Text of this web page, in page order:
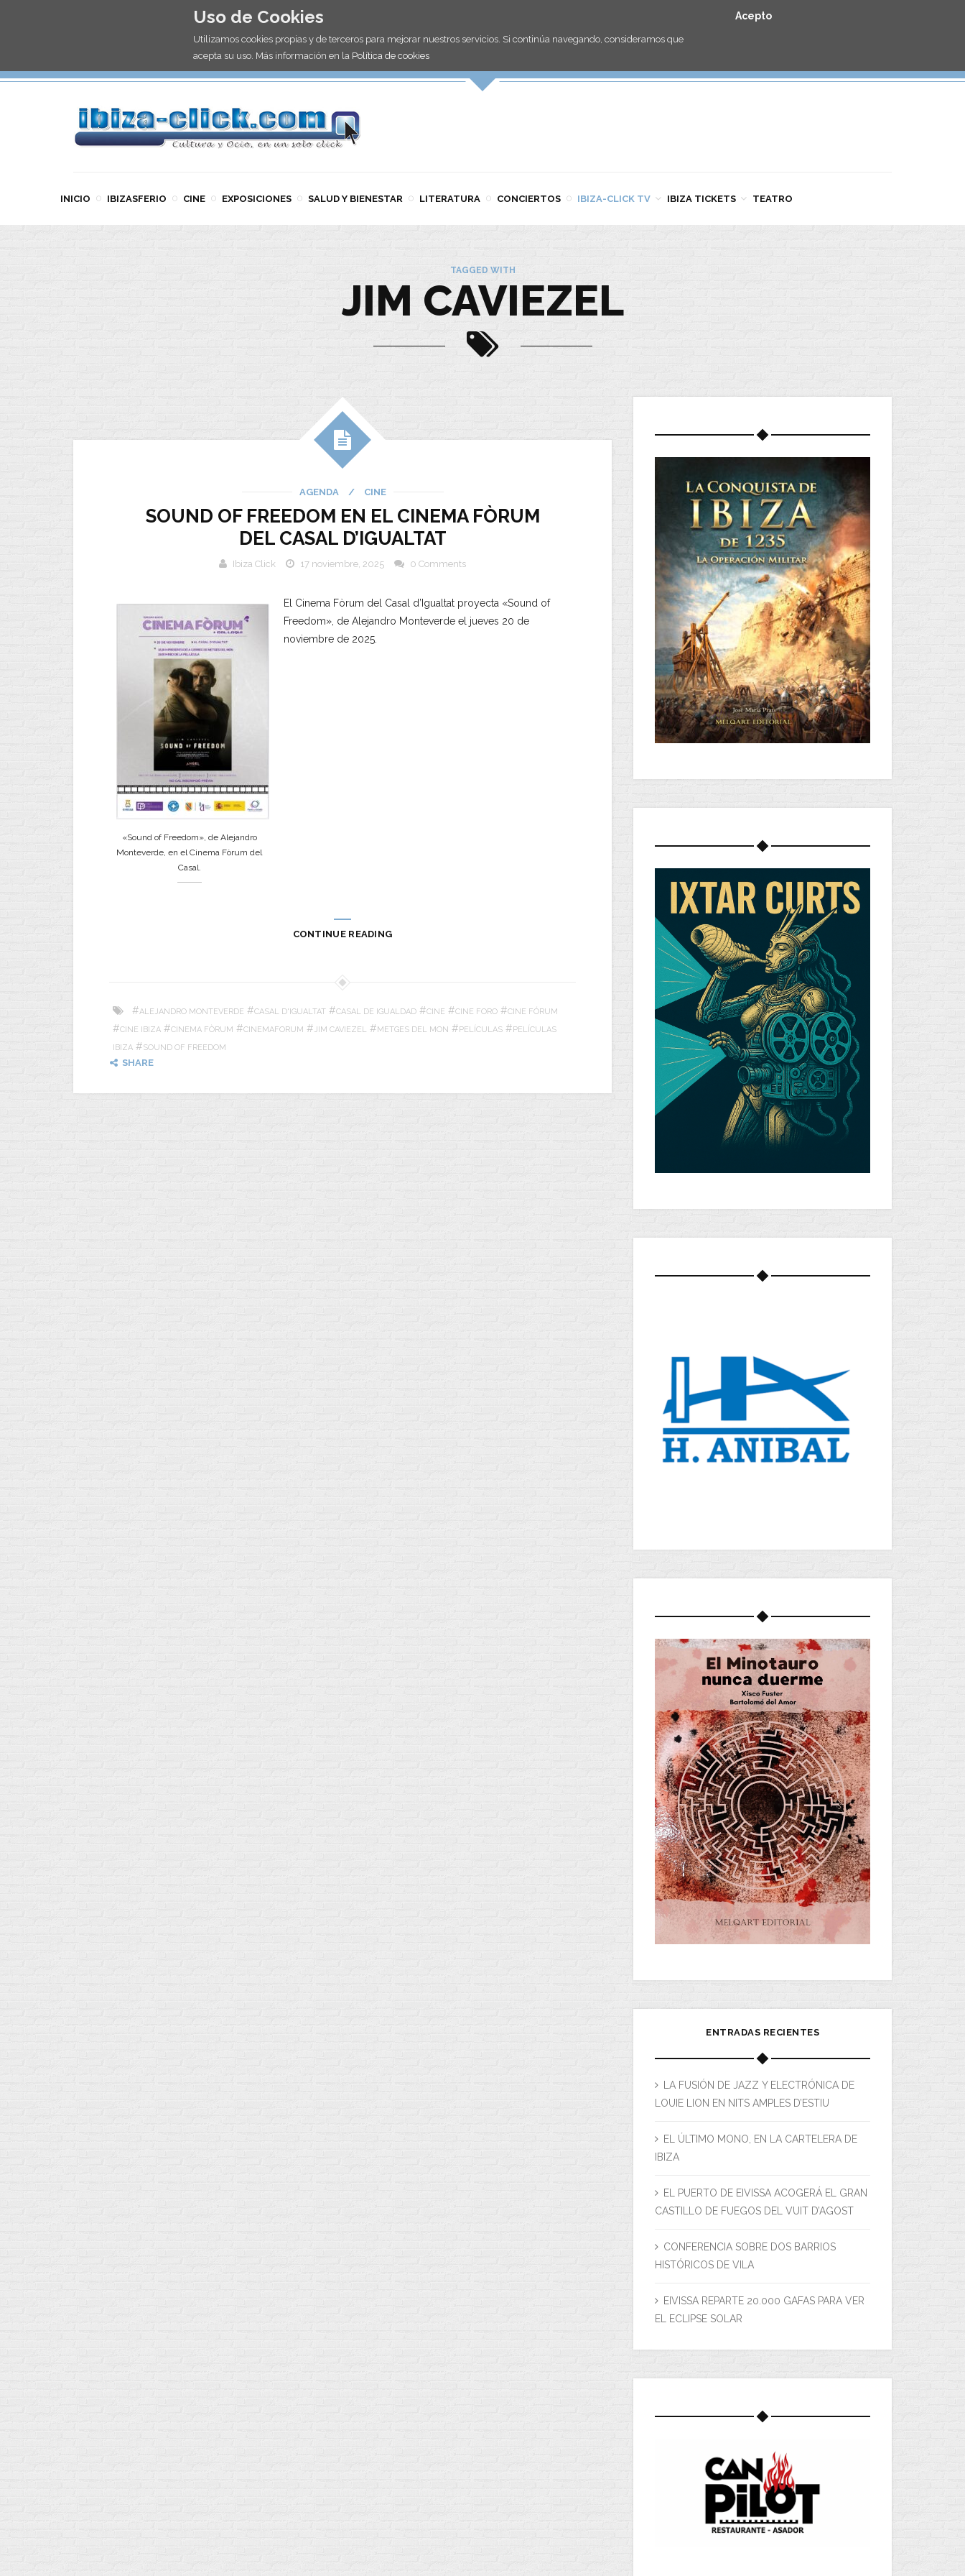
Uso de Cookies
Utilizamos cookies propias y de terceros para mejorar nuestros servicios. Si continúa navegando, consideramos que
acepta su uso. Más información en la Política de cookies
Acepto
INICIO IBIZASFERIO CINE EXPOSICIONES SALUD Y BIENESTAR LITERATURA CONCIERTOS IBIZA-CLICK TV IBIZA TICKETS TEATRO
TAGGED WITH
JIM CAVIEZEL
AGENDA / CINE
SOUND OF FREEDOM EN EL CINEMA FÒRUM
DEL CASAL D’IGUALTAT
Ibiza Click 17 noviembre, 2025 0 Comments
«Sound of Freedom», de Alejandro
Monteverde, en el Cinema Fòrum del
Casal.
El Cinema Fòrum del Casal d’Igualtat proyecta «Sound of
Freedom», de Alejandro Monteverde el jueves 20 de
noviembre de 2025.
CONTINUE READING
#ALEJANDRO MONTEVERDE #CASAL D'IGUALTAT #CASAL DE IGUALDAD #CINE #CINE FORO #CINE FÓRUM
#CINE IBIZA #CINEMA FÒRUM #CINEMAFORUM #JIM CAVIEZEL #METGES DEL MON #PELÍCULAS #PELÍCULAS
IBIZA #SOUND OF FREEDOM
SHARE
ENTRADAS RECIENTES
LA FUSIÓN DE JAZZ Y ELECTRÓNICA DE
LOUIE LION EN NITS AMPLES D’ESTIU
EL ÚLTIMO MONO, EN LA CARTELERA DE
IBIZA
EL PUERTO DE EIVISSA ACOGERÁ EL GRAN
CASTILLO DE FUEGOS DEL VUIT D’AGOST
CONFERENCIA SOBRE DOS BARRIOS
HISTÓRICOS DE VILA
EIVISSA REPARTE 20.000 GAFAS PARA VER
EL ECLIPSE SOLAR